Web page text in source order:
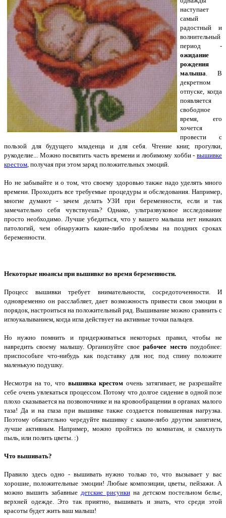
наступает
самый
радостный и
волнительный
период -
ожидание
рождения
малыша . В
декретном
отпуске, когда
появляется
свободное
время, его
хочется
провести с
пользой для будущего младенца и для себя. Чтение книг, прогулки,
рукоделие... Можно посвятить часть времени и любимому хобби - вышивке
крестом , получая при этом заряд положительных эмоций.
Но не забывайте и о том, что своему здоровью также надо уделять много
времени. Проходить все требуемые процедуры и обследования. Например,
многие думают - зачем делать УЗИ при беременности, если и так
замечательно себя чувствуешь? Однако, ультразвуковое исследование
просто необходимо. Лучше убедиться, что у вашего малыша нет никаких
патологий, чем обнаружить какие-либо проблемы на поздних сроках
беременности.
Некоторые нюансы при вышивке во время беременности.
Процесс вышивки требует внимательности, сосредоточенности. И
одновременно он расслабляет, дает возможность привести свои эмоции в
порядок, настроиться на положительный ряд. Вышивание можно сравнить с
иглоукалыванием, когда игла действует на активные точки пальцев.
Но нужно помнить и придерживаться некоторых правил, чтобы не
навредить своему малышу. Организуйте своерабочее место поудобнее:
приспособьте что-нибудь как подставку для ног, под спину положите
маленькую подушку.
Несмотря на то, что вышивка крестом очень затягивает, не разрешайте
себе очень увлекаться процессом. Потому что долгое сидение в одной позе
плохо сказывается на позвоночнике и на кровообращении в органах малого
таза! Да и на глаза при вышивке также создается повышенная нагрузка.
Поэтому обязательно чередуйте вышивку с каким-либо другим занятием,
лучше активным. Например, можно пройтись по комнатам, и смахнуть
пыль, или полить цветы. :)
Что вышивать?
Правило здесь одно - вышивать нужно только то, что вызывает у вас
хорошие, положительные эмоции! Любые композиции, цветы, пейзажи. А
можно вышить забавные детские рисункина детском постельном белье,
верхней одежде. Это так приятно, вышивать и знать, что среди этой
красоты будет жить ваш малыш!